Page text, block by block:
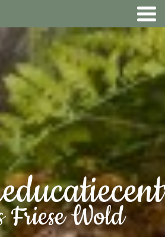
Friese Wold